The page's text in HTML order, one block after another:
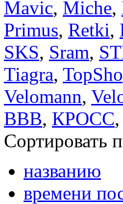
Mavic, Miche,
Primus, Retki,
SKS, Sram,
Tiagra,
Velomann,
ВВВ, КРОСС,
Сортировать
названию
времени